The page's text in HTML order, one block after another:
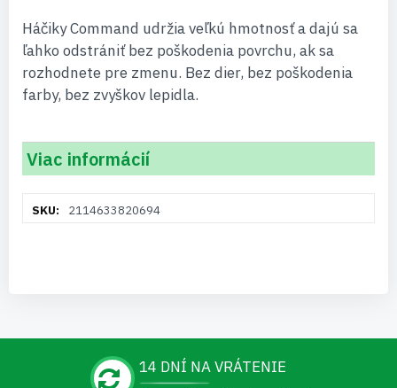
Háčiky Command udržia veľkú hmotnosť a dajú sa
ľahko odstrániť bez poškodenia povrchu, ak sa
rozhodnete pre zmenu. Bez dier, bez poškodenia
farby, bez zvyškov lepidla.
Viac informácií
informácií2114633820694
14 DNÍ NA VRÁTENIE